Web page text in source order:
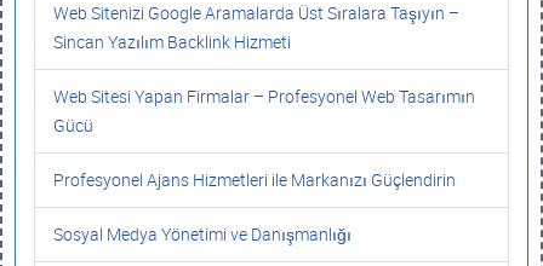
Web Sitenizi Google Aramalarda Üst Sıralara Taşıyın –
Sincan Yazılım Backlink Hizmeti
Web Sitesi Yapan Firmalar – Profesyonel Web Tasarımın
Gücü
Profesyonel Ajans Hizmetleri ile Markanızı Güçlendirin
Sosyal Medya Yönetimi ve Danışmanlığı